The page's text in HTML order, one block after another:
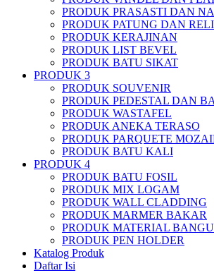
PRODUK PRASASTI DAN
PRODUK PATUNG DAN
PRODUK KERAJINAN
PRODUK LIST BEVEL
PRODUK BATU SIKAT
PRODUK 3
PRODUK SOUVENIR
PRODUK PEDESTAL DAN
PRODUK WASTAFEL
PRODUK ANEKA TERASO
PRODUK PARQUETE
PRODUK BATU KALI
PRODUK 4
PRODUK BATU FOSIL
PRODUK MIX LOGAM
PRODUK WALL CLADDING
PRODUK MARMER BAKAR
PRODUK MATERIAL
PRODUK PEN HOLDER
Katalog Produk
Daftar Isi